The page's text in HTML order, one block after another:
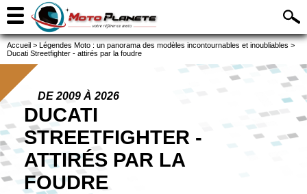
Accueil > Légendes Moto : un panorama des modèles incontournables et inoubliables >
Ducati Streetfighter - attirés par la foudre
DE 2009 À 2026
DUCATI
STREETFIGHTER -
ATTIRÉS PAR LA
FOUDRE